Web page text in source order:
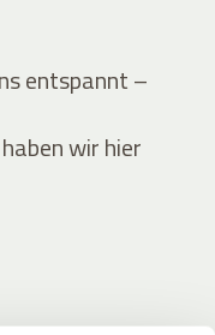
entspannt –
wir hier